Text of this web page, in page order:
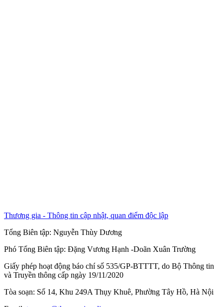
Thương gia - Thông tin cập nhật, quan điểm độc lập
Tổng Biên tập: Nguyễn Thùy Dương
Phó Tổng Biên tập: Đặng Vương Hạnh -Doãn Xuân Trường
Giấy phép hoạt động báo chí số 535/GP-BTTTT, do Bộ Thông tin
và Truyền thông cấp ngày 19/11/2020
Tòa soạn: Số 14, Khu 249A Thụy Khuê, Phường Tây Hồ, Hà Nội